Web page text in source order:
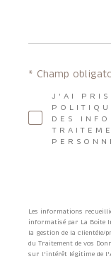
J'AI PRIS
DES
* Champ
Les informations
informatisé par La Boite
la gestion de la clientèle/
du Traitement de vos
sur l'intérêt légitime de